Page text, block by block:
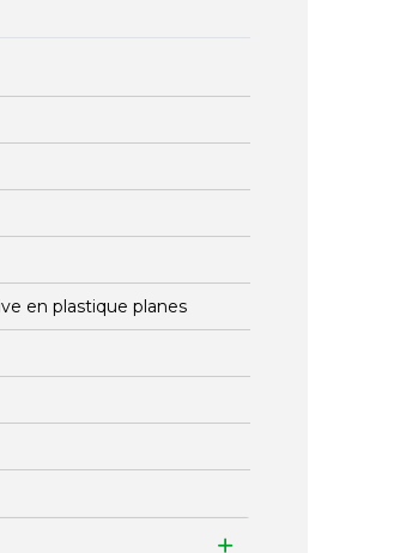
en plastique planes